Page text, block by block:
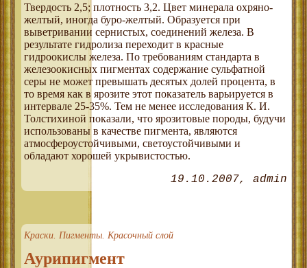
Твердость 2,5; плотность 3,2. Цвет минерала охряно-
желтый, иногда буро-желтый. Образуется при
выветривании сернистых, соединений железа. В
результате гидролиза переходит в красные
гидроокислы железа. По требованиям стандарта в
железоокисных пигментах содержание сульфатной
серы не может превышать десятых долей процента, в
то время как в ярозите этот показатель варьируется в
интервале 25-35%. Тем не менее исследования К. И.
Толстихиной показали, что ярозитовые породы, будучи
использованы в качестве пигмента, являются
атмосфероустойчивыми, светоустойчивыми и
обладают хорошей укрывистостью.
19.10.2007 admin
Краски. Пигменты. Красочный слой
Аурипигмент